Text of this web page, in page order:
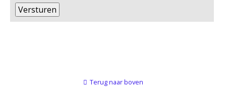
Terug naar boven